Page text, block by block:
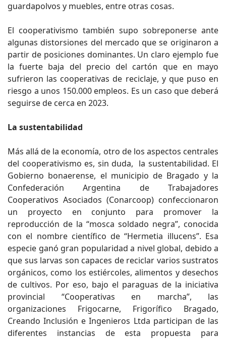
guardapolvos y muebles, entre otras cosas.
El cooperativismo también supo sobreponerse ante
algunas distorsiones del mercado que se originaron a
partir de posiciones dominantes. Un claro ejemplo fue
la fuerte baja del precio del cartón que en mayo
sufrieron las cooperativas de reciclaje, y que puso en
riesgo a unos 150.000 empleos. Es un caso que deberá
seguirse de cerca en 2023.
La sustentabilidad
Más allá de la economía, otro de los aspectos centrales
del cooperativismo es, sin duda, la sustentabilidad. El
Gobierno bonaerense, el municipio de Bragado y la
Confederación Argentina de Trabajadores
Cooperativos Asociados (Conarcoop) confeccionaron
un proyecto en conjunto para promover la
reproducción de la “mosca soldado negra”, conocida
con el nombre científico de “Hermetia illucens”. Esa
especie ganó gran popularidad a nivel global, debido a
que sus larvas son capaces de reciclar varios sustratos
orgánicos, como los estiércoles, alimentos y desechos
de cultivos. Por eso, bajo el paraguas de la iniciativa
provincial “Cooperativas en marcha”, las
organizaciones Frigocarne, Frigorífico Bragado,
Creando Inclusión e Ingenieros Ltda participan de las
diferentes instancias de esta propuesta para